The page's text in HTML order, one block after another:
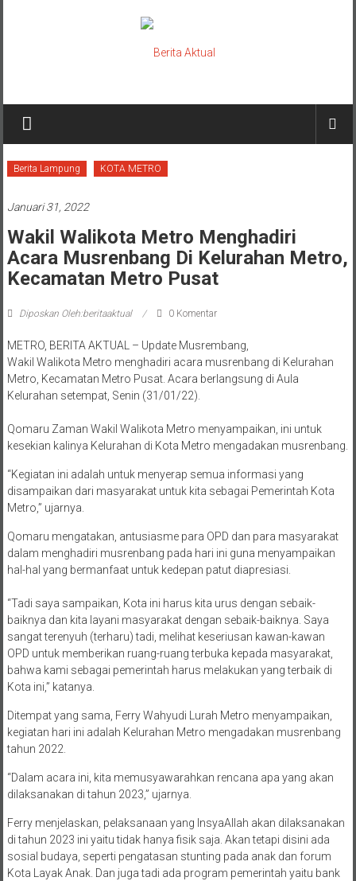
Berita
Aktual
berita
Berita Lampung KOTA METRO
Januari 31, 2022
Wakil Walikota Metro Menghadiri
Acara Musrenbang Di Kelurahan Metro,
Kecamatan Metro Pusat
Diposkan Oleh:beritaaktual 0 Komentar
METRO, BERITA AKTUAL – Update Musrembang,
Wakil Walikota Metro menghadiri acara musrenbang di Kelurahan
Metro, Kecamatan Metro Pusat. Acara berlangsung di Aula
Kelurahan setempat, Senin (31/01/22).
Qomaru Zaman Wakil Walikota Metro menyampaikan, ini untuk
kesekian kalinya Kelurahan di Kota Metro mengadakan musrenbang.
“Kegiatan ini adalah untuk menyerap semua informasi yang
disampaikan dari masyarakat untuk kita sebagai Pemerintah Kota
Metro,” ujarnya.
Qomaru mengatakan, antusiasme para OPD dan para masyarakat
dalam menghadiri musrenbang pada hari ini guna menyampaikan
hal-hal yang bermanfaat untuk kedepan patut diapresiasi.
“Tadi saya sampaikan, Kota ini harus kita urus dengan sebaik-
baiknya dan kita layani masyarakat dengan sebaik-baiknya. Saya
sangat terenyuh (terharu) tadi, melihat keseriusan kawan-kawan
OPD untuk memberikan ruang-ruang terbuka kepada masyarakat,
bahwa kami sebagai pemerintah harus melakukan yang terbaik di
Kota ini,” katanya.
Ditempat yang sama, Ferry Wahyudi Lurah Metro menyampaikan,
kegiatan hari ini adalah Kelurahan Metro mengadakan musrenbang
tahun 2022.
“Dalam acara ini, kita memusyawarahkan rencana apa yang akan
dilaksanakan di tahun 2023,” ujarnya.
Ferry menjelaskan, pelaksanaan yang InsyaAllah akan dilaksanakan
di tahun 2023 ini yaitu tidak hanya fisik saja. Akan tetapi disini ada
sosial budaya, seperti pengatasan stunting pada anak dan forum
Kota Layak Anak. Dan juga tadi ada program pemerintah yaitu bank